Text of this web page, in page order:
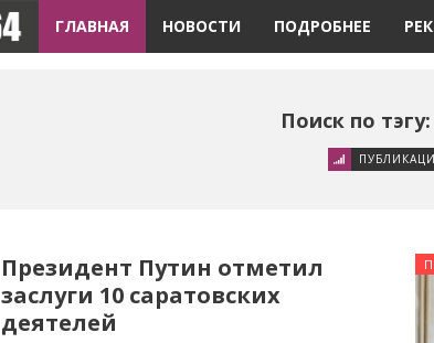
ГЛАВНАЯ НОВОСТИ ПОДРОБНЕЕ
Поиск по
Президент Путин отметил
заслуги 10 саратовских
деятелей